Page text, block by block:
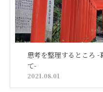
思考を整理するところ
て-
2021.08.01